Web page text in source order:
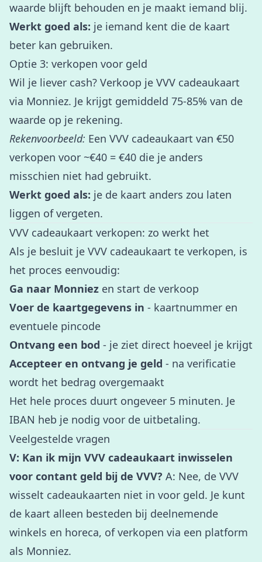
waarde blijft behouden en je maakt iemand blij.
Werkt goed als: je iemand kent die de kaart
beter kan gebruiken.
Optie 3: verkopen voor geld
Wil je liever cash? Verkoop je VVV cadeaukaart
via Monniez. Je krijgt gemiddeld 75-85% van de
waarde op je rekening.
Rekenvoorbeeld: Een VVV cadeaukaart van €50
verkopen voor ~€40 = €40 die je anders
misschien niet had gebruikt.
Werkt goed als: je de kaart anders zou laten
liggen of vergeten.
VVV cadeaukaart verkopen: zo werkt het
Als je besluit je VVV cadeaukaart te verkopen, is
het proces eenvoudig:
Ga naar Monniez en start de verkoop
Voer de kaartgegevens in - kaartnummer en
eventuele pincode
Ontvang een bod - je ziet direct hoeveel je krijgt
Accepteer en ontvang je geld - na verificatie
wordt het bedrag overgemaakt
Het hele proces duurt ongeveer 5 minuten. Je
IBAN heb je nodig voor de uitbetaling.
Veelgestelde vragen
V: Kan ik mijn VVV cadeaukaart inwisselen
voor contant geld bij de VVV? A: Nee, de VVV
wisselt cadeaukaarten niet in voor geld. Je kunt
de kaart alleen besteden bij deelnemende
winkels en horeca, of verkopen via een platform
als Monniez.